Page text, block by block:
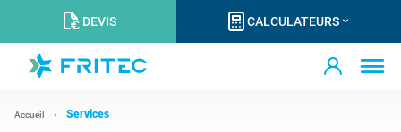
DEVIS CALCULATEURS
Accueil Services